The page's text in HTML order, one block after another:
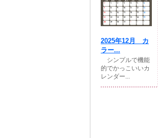
2025年12月 カ
ラー...
シンプルで機能
的でかっこいいカ
レンダー...